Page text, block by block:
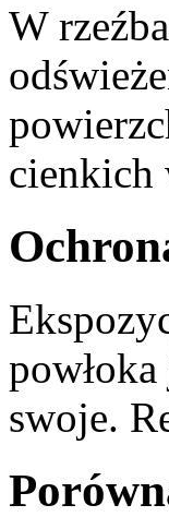
W
cienkich
swoje.